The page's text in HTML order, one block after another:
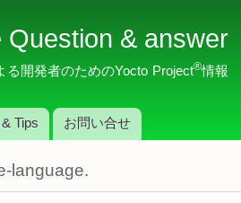
イ
コ
テ
ツ
に
Question & answer
る開発者のためのYocto Project®情報
Tips お問い合せ
language.